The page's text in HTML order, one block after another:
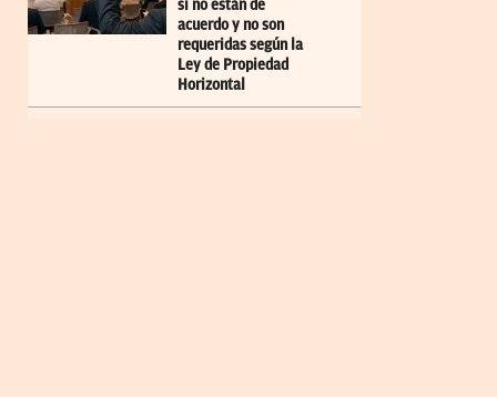
si no están de
acuerdo y no son
requeridas según la
Ley de Propiedad
Horizontal